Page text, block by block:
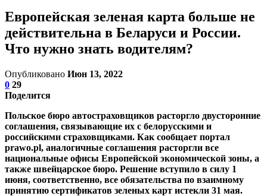
Европейская зеленая карта больше не
действительна в Беларуси и России.
Что нужно знать водителям?
Опубликовано Июн 13, 2022
0 29
Поделится
Польское бюро автостраховщиков расторгло двусторонние
соглашения, связывающие их с белорусскими и
российскими страховщиками. Как сообщает портал
prawo.pl, аналогичные соглашения расторгли все
национальные офисы Европейской экономической зоны, а
также швейцарское бюро. Решение вступило в силу 1
июня, соответственно, все обязательства по взаимному
принятию сертификатов зеленых карт истекли 31 мая.